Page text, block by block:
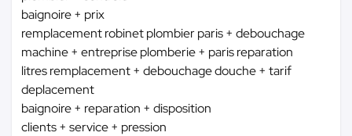
baignoire + prix
remplacement robinet plombier paris + debouchage
machine + entreprise plomberie + paris reparation
litres remplacement + debouchage douche + tarif
deplacement
baignoire + reparation + disposition
clients + service + pression